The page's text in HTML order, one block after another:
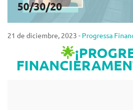
50/30/20
21 de diciembre, 2023 - Progressa
🌟